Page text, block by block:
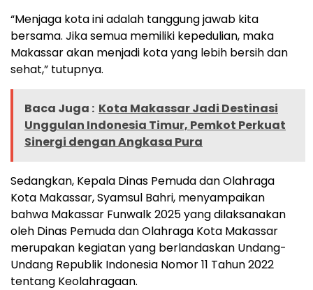
“Menjaga kota ini adalah tanggung jawab kita
bersama. Jika semua memiliki kepedulian, maka
Makassar akan menjadi kota yang lebih bersih dan
sehat,” tutupnya.
Baca Juga : Kota Makassar Jadi Destinasi
Unggulan Indonesia Timur, Pemkot Perkuat
Sinergi dengan Angkasa Pura
Sedangkan, Kepala Dinas Pemuda dan Olahraga
Kota Makassar, Syamsul Bahri, menyampaikan
bahwa Makassar Funwalk 2025 yang dilaksanakan
oleh Dinas Pemuda dan Olahraga Kota Makassar
merupakan kegiatan yang berlandaskan Undang-
Undang Republik Indonesia Nomor 11 Tahun 2022
tentang Keolahragaan.